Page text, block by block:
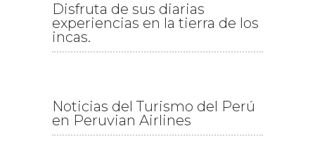
Disfruta de sus diarias
experiencias en la tierra de los
incas.
Noticias del Turismo del Perú
en Peruvian Airlines